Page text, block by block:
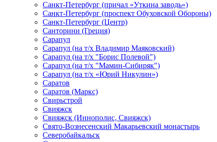
Санкт-Петербург (причал «Уткина заводь»)
Санкт-Петербург (проспект Обуховской Обороны)
Санкт-Петербург (Центр)
Санторини (Греция)
Сарапул
Сарапул (на т/х Владимир Маяковский)
Сарапул (на т/х "Борис Полевой")
Сарапул (на т/х "Мамин-Сибиряк")
Сарапул (на т/х «Юрий Никулин»)
Саратов
Саратов (Маркс)
Свирьстрой
Свияжск
Свияжск (Иннополис, Свияжск)
Свято-Вознесенский Макарьевский монастырь
Северобайкальск